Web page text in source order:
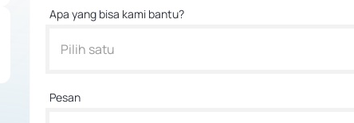
Apa yang bisa kami bantu?
Pilih satu
Pesan